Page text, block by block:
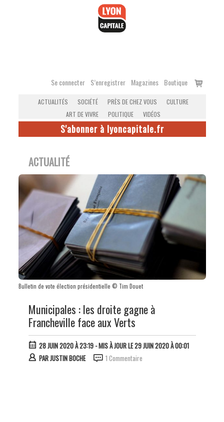
Se connecter S’enregistrer Magazines Boutique
Voir
ACTUALITÉS SOCIÉTÉ PRÈS DE CHEZ VOUS
CULTURE
ART DE VIVRE
POLITIQUE VIDÉOS
S'abonner à lyoncapitale.fr
ACTUALITÉ
Bulletin de vote élection présidentielle © Tim Douet
Municipales : les droite gagne à
Francheville face aux Verts
28 JUIN 2020 À 23:19- MIS À JOUR LE 29 JUIN 2020 À 00:01
PARJUSTIN BOCHE 1 Commentaire